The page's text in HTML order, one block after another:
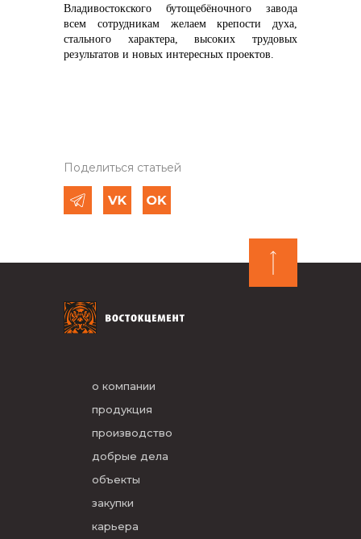
Владивостокского бутощебёночного завода
всем сотрудникам желаем крепости духа,
стального характера, высоких трудовых
результатов и новых интересных проектов.
Поделиться статьей
о компании
продукция
производство
добрые дела
объекты
закупки
карьера